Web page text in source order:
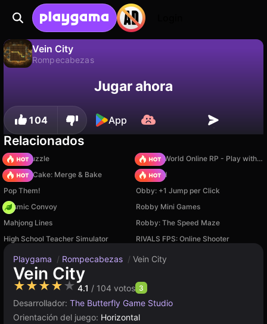
Vein City
Rompecabezas
¡Guarda el progreso!Jugar ahora
104 App
Relacionados
Arrow Puzzle
Sprunki World Online RP - Play with Friends!
Piece of Cake: Merge & Bake
TB World
Pop Them!
Obby: +1 Jump per Click
Cosmic Convoy
Robby Mini Games
Mahjong Lines
Robby: The Speed Maze
High School Teacher Simulator
RIVALS FPS: Online Shooter
Playgama / Rompecabezas / Vein City
Vein City
★★★★★ 4.1 / 104 votos 3
Desarrollador: The Butterfly Game Studio
Orientación del juego: Horizontal